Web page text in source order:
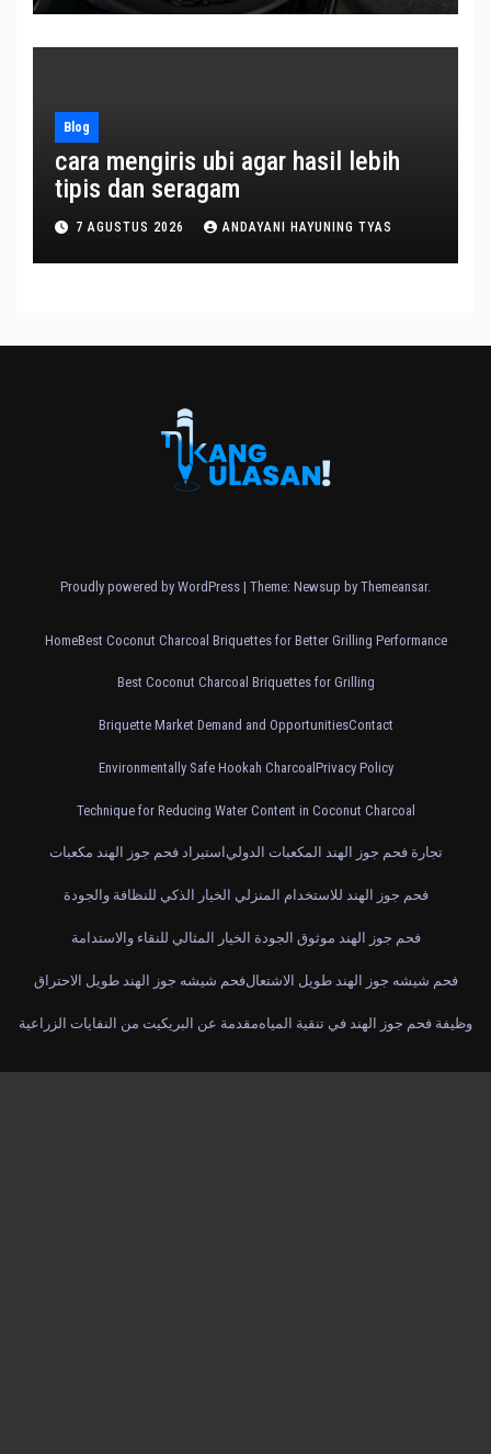
Blog
cara mengiris ubi agar hasil lebih
tipis dan seragam
7 AGUSTUS 2026 ANDAYANI HAYUNING TYAS
Proudly powered by WordPress | Theme: Newsup by Themeansar.
HomeBest Coconut Charcoal Briquettes for Better Grilling Performance
Best Coconut Charcoal Briquettes for Grilling
Briquette Market Demand and OpportunitiesContact
Environmentally Safe Hookah Charcoal Privacy Policy
Technique for Reducing Water Content in Coconut Charcoal
استيراد فحم جوز الهند مكعبات تجارة فحم جوز الهند المكعبات الدولي
فحم جوز الهند للاستخدام المنزلي الخيار الذكي للنظافة والجودة
فحم جوز الهند موثوق الجودة الخيار المثالي للنقاء والاستدامة
فحم شيشه جوز الهند طويل الاحتراقفحم شيشه جوز الهند طويل الاشتعال
مقدمة عن البريكيت من النفايات الزراعيةوظيفة فحم جوز الهند في تنقية المياه